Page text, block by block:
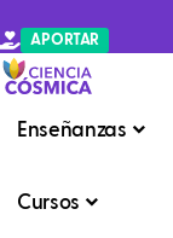
APORTAR
Enseñanzas
Cursos